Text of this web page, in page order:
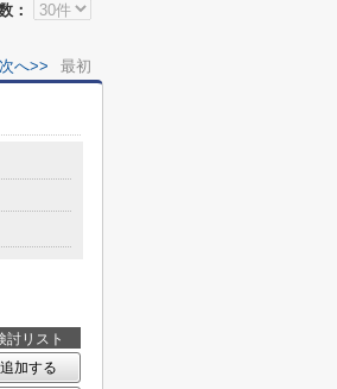
：
次へ>> 最初
討リスト
追加する